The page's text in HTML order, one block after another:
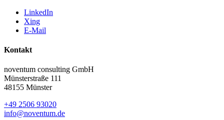
LinkedIn
Xing
E-Mail
Kontakt
noventum consulting GmbH
Münsterstraße 111
48155 Münster
+49 2506 93020
info@noventum.de